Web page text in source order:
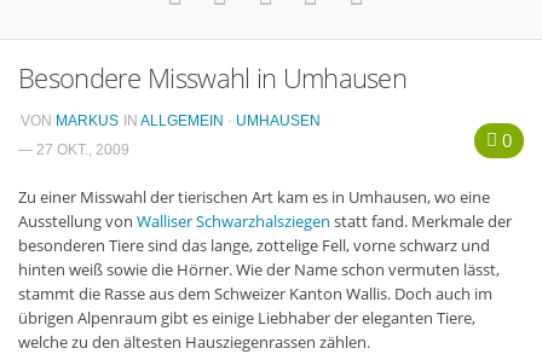
Nützliche Informationen
Free W-LAN Verzeichnis Ötztal
Kostenloser Bustransfer ins Gletscherskigebiet von
Sölden
Impressum
Kontakt
Datenschutzerklärung
Besondere Misswahl in Umhausen
0
VON MARKUS IN ALLGEMEIN · UMHAUSEN
— 27 OKT., 2009
Zu einer Misswahl der tierischen Art kam es in Umhausen, wo eine
Ausstellung von Walliser Schwarzhalsziegen statt fand. Merkmale der
besonderen Tiere sind das lange, zottelige Fell, vorne schwarz und
hinten weiß sowie die Hörner. Wie der Name schon vermuten lässt,
stammt die Rasse aus dem Schweizer Kanton Wallis. Doch auch im
übrigen Alpenraum gibt es einige Liebhaber der eleganten Tiere,
welche zu den ältesten Hausziegenrassen zählen.